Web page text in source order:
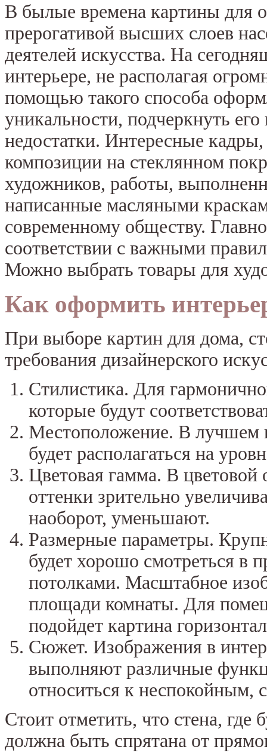
В былые времена картины для
прерогативой высших слоев
деятелей искусства. На
интерьере, не располагая
помощью такого способа
уникальности, подчеркнуть
недостатки. Интересные
композиции на стеклянном
художников, работы,
написанные масляными
современному обществу.
соответствии с важными
Можно выбрать товары для
Как оформить
При выборе картин для дома,
требования дизайнерского
Стилистика. Для
которые будут
Местоположение. В лучшем
будет располагаться на
Цветовая гамма. В цветовой
оттенки зрительно
наоборот, уменьшают.
Размерные параметры.
будет хорошо смотреться в
потолками. Масштабное
площади комнаты. Для
подойдет картина
Сюжет. Изображения в
выполняют различные
относиться к
Стоит отметить, что стена, где
должна быть спрятана от